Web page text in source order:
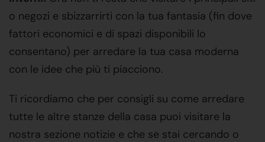
o negozi e sbizzarrirti con la tua fantasia (fin dove
fattori economici e di spazi disponibili lo
consentano) per arredare la tua casa moderna
con le idee che più ti piacciono.
Ti ricordiamo che per consigli su come arredare
tutte le altre stanze della casa puoi visitare la
nostra sezione notizie e che se stai cercando o